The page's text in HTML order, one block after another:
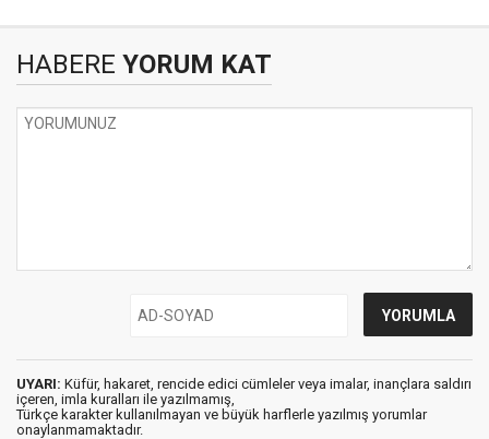
HABERE YORUM KAT
UYARI: Küfür, hakaret, rencide edici cümleler veya imalar, inançlara saldırı
içeren, imla kuralları ile yazılmamış,
Türkçe karakter kullanılmayan ve büyük harflerle yazılmış yorumlar
onaylanmamaktadır.